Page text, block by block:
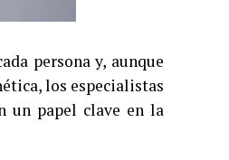
persona y, aunque
los especialistas
un papel clave en la